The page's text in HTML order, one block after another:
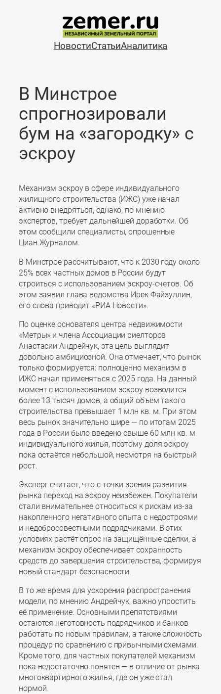
содержимому
НовостиСтатьиАналитика
В Минстрое
спрогнозировали
бум на «загородку» с
эскроу
Механизм эскроу в сфере индивидуального
жилищного строительства (ИЖС) уже начал
активно внедряться, однако, по мнению
экспертов, требует дальнейшей доработки. Об
этом сообщили специалисты, опрошенные
Циан.Журналом.
В Минстрое рассчитывают, что к 2030 году около
25% всех частных домов в России будут
строиться с использованием эскроу-счетов. Об
этом заявил глава ведомства Ирек Файзуллин,
его слова приводит «РИА Новости».
По оценке основателя центра недвижимости
«Метры» и члена Ассоциации риелторов
Анастасии Андрейчук, эта цель выглядит
довольно амбициозной. Она отмечает, что рынок
только формируется: полноценно механизм в
ИЖС начал применяться с 2025 года. На данный
момент с использованием эскроу возводится
более 13 тысяч домов, а общий объём такого
строительства превышает 1 млн кв. м. При этом
весь рынок значительно шире — по итогам 2025
года в России было введено свыше 60 млн кв. м
индивидуального жилья, поэтому доля эскроу
пока остаётся небольшой, несмотря на быстрый
рост.
Эксперт считает, что с точки зрения развития
рынка переход на эскроу неизбежен. Покупатели
стали внимательнее относиться к рискам из-за
накопленного негативного опыта с недостроями
и недобросовестными подрядчиками. В этих
условиях растёт спрос на защищённые сделки, а
механизм эскроу обеспечивает сохранность
средств до завершения строительства, формируя
новый стандарт безопасности.
В то же время для ускорения распространения
модели, по мнению Андрейчук, важно упростить
её применение. Основными препятствиями
остаются неготовность подрядчиков и банков
работать по новым правилам, а также сложность
процедур по сравнению с привычными схемами.
Кроме того, для частных покупателей механизм
пока недостаточно понятен — в отличие от рынка
многоквартирного жилья, где он уже стал
нормой.